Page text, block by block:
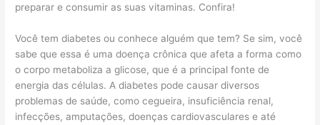
preparar e consumir as suas vitaminas. Confira!
Você tem diabetes ou conhece alguém que tem? Se sim, você
sabe que essa é uma doença crônica que afeta a forma como
o corpo metaboliza a glicose, que é a principal fonte de
energia das células. A diabetes pode causar diversos
problemas de saúde, como cegueira, insuficiência renal,
infecções, amputações, doenças cardiovasculares e até